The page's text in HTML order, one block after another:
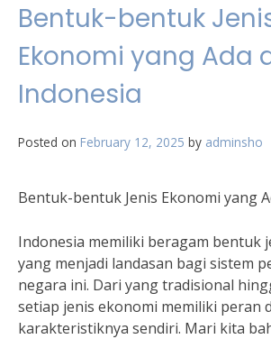
Bentuk-bentuk
Ekonomi yang Ada
Indonesia
Posted on February 12, 2025 by adminsho
Bentuk-bentuk Jenis Ekonomi yang
Indonesia memiliki beragam bentuk
yang menjadi landasan bagi sistem
negara ini. Dari yang tradisional
setiap jenis ekonomi memiliki peran
karakteristiknya sendiri. Mari kita